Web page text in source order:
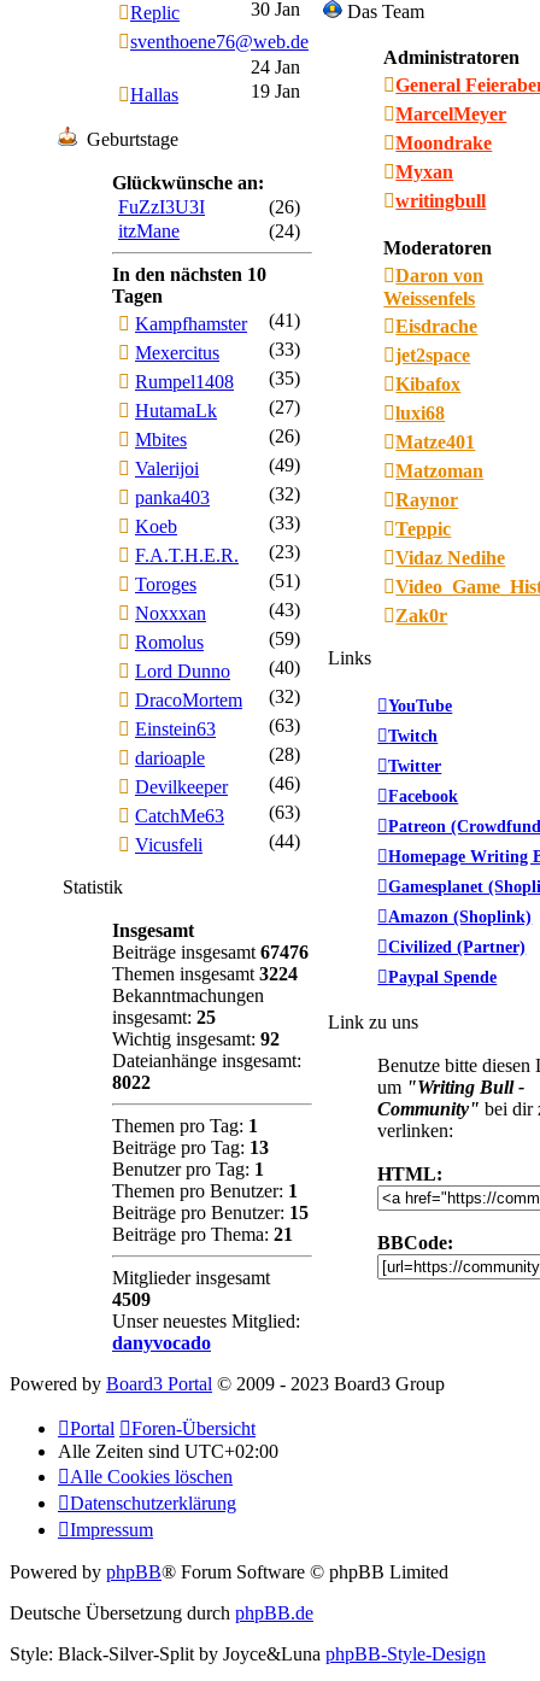
Replic
30 Jan
sventhoene76@web.de
24 Jan
Hallas
19 Jan
Geburtstage
Glückwünsche an:
FuZzI3U3I
(26)
itzMane
(24)
In den nächsten 10
Tagen
Kampfhamster
(41)
Mexercitus
(33)
Rumpel1408
(35)
HutamaLk
(27)
Mbites
(26)
Valerijoi
(49)
panka403
(32)
Koeb
(33)
F.A.T.H.E.R.
(23)
Toroges
(51)
Noxxxan
(43)
Romolus
(59)
Lord Dunno
(40)
DracoMortem
(32)
Einstein63
(63)
darioaple
(28)
Devilkeeper
(46)
CatchMe63
(63)
Vicusfeli
(44)
Statistik
Insgesamt
Beiträge insgesamt 67476
Themen insgesamt 3224
Bekanntmachungen
insgesamt: 25
Wichtig insgesamt: 92
Dateianhänge insgesamt:
8022
Themen pro Tag: 1
Beiträge pro Tag: 13
Benutzer pro Tag: 1
Themen pro Benutzer: 1
Beiträge pro Benutzer: 15
Beiträge pro Thema: 21
Mitglieder insgesamt
4509
Unser neuestes Mitglied:
danyvocado
Das Team
Administratoren
General
MarcelMeyer
Moondrake
Myxan
writingbull
Moderatoren
Daron von
Weissenfels
Eisdrache
jet2space
Kibafox
luxi68
Matze401
Matzoman
Raynor
Teppic
Vidaz Nedihe
Zak0r
Links
YouTube
Twitch
Twitter
Facebook
Patreon
Homepage Writing
Gamesplanet
Amazon (Shoplink)
Civilized (Partner)
Paypal Spende
Link zu uns
Benutze bitte diesen
um "Writing Bull -
Community" bei dir
verlinken:
HTML:
BBCode:
Powered by Board3 Portal © 2009 - 2023 Board3 Group
Portal
Foren-Übersicht
Alle Zeiten sind UTC+02:00
Alle Cookies löschen
Datenschutzerklärung
Impressum
Powered by phpBB® Forum Software © phpBB Limited
Deutsche Übersetzung durch phpBB.de
Style: Black-Silver-Split by Joyce&Luna phpBB-Style-Design